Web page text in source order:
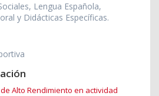
Lengua Española,
y Didácticas Específicas.
Alto Rendimiento en actividad